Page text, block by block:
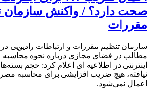
سازمان تنظیم مقررات و ارتباطات رادیویی در
مطالب در فضای مجازی درباره نحوه محاسبه
اینترنتی در اطلاعیه ای اعلام کرد: حجم
نیافته، هیچ ضریب افزایشی برای محاسبه
اعمال نمی‌شود.